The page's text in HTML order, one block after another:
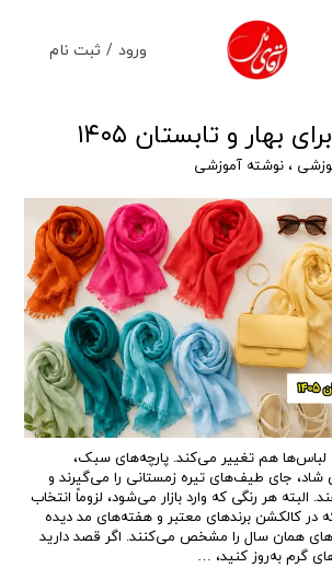
ورود / ثبت نام
و تابستان ۱۴۰۵
،نوشته آموزشی
هم تغییر می‌کند. پارچه‌های سبک،
جای طیف‌های تیره زمستانی را می‌گیرند و
البته هر رنگی که وارد بازار می‌شود، لزوماً انتخاب
کالکشن برندهای معتبر و هفته‌های مد دیده
همان سال را مشخص می‌کنند. اگر قصد دارید
گرم به‌روز کنید، …